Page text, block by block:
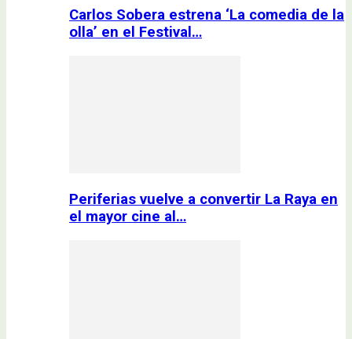
Carlos Sobera estrena ‘La comedia de la
olla’ en el Festival…
Periferias vuelve a convertir La Raya en
el mayor cine al…